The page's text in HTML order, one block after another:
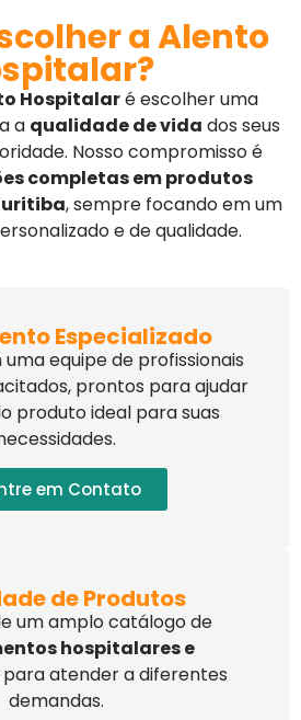
a Alento
Hospitalaré escolher uma
a qualidade de vida dos seus
Nosso compromisso é
completas em produtos
, sempre focando em um
e de qualidade.
Especializado
equipe de profissionais
prontos para ajudar
produto ideal para suas
em Contato
de Produtos
um amplo catálogo de
hospitalares e
para atender a diferentes
demandas.